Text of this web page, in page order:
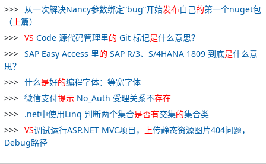
从一次解决Nancy参数绑定“bug”开始发布自己的第一个nuget包
（ 上篇）
VS Code 源代码管理里的 Git 标记是什么意思？
SAP Easy Access 里的 SAP R/3、S/4HANA 1809 到底是什么意
思？
什么是好的编程字体：等宽字体
微信支付提示 No_Auth 受理关系不存在
.net中使用Linq 判断两个集合是否有交集的集合类
VS调试运行ASP.NET MVC项目， 上传静态资源图片404问题，
Debug路径